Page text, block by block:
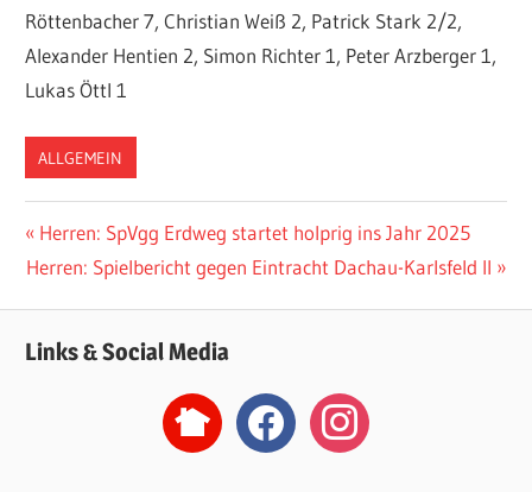
Röttenbacher 7, Christian Weiß 2, Patrick Stark 2/2,
Alexander Hentien 2, Simon Richter 1, Peter Arzberger 1,
Lukas Öttl 1
ALLGEMEIN
Beitragsnavigation
Vorheriger
Beitrag:
Herren: SpVgg Erdweg startet holprig ins Jahr 2025
Nächster
Herren: Spielbericht gegen Eintracht Dachau-Karlsfeld II
Links & Social Media
nextdoor2facebookinstagram